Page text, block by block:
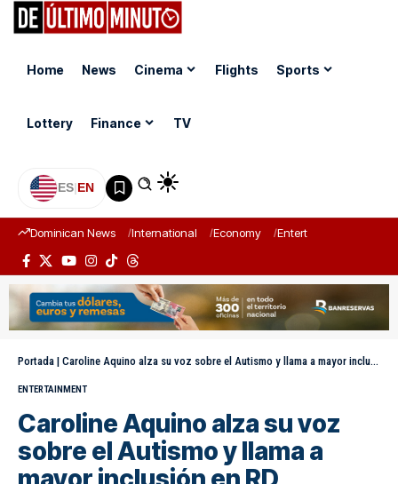
Home News Cinema Flights Sports
Lottery Finance TV
ES|EN
Dominican News International Economy Entertainment
Portada | Caroline Aquino alza su voz sobre el Autismo y llama a mayor inclusión en RD
ENTERTAINMENT
Caroline Aquino alza su voz
sobre el Autismo y llama a